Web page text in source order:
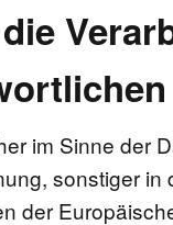
im Sinne der
sonstiger in
der